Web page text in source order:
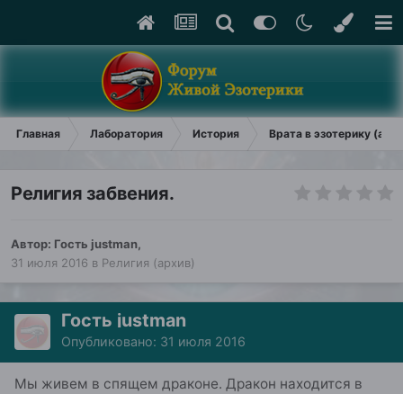
Главная Лаборатория История Врата в эзотерику
Религия забвения.
Автор: Гость justman,
31 июля 2016 в Религия (архив)
Гость justman
Опубликовано: 31 июля 2016
Мы живем в спящем драконе. Дракон находится в